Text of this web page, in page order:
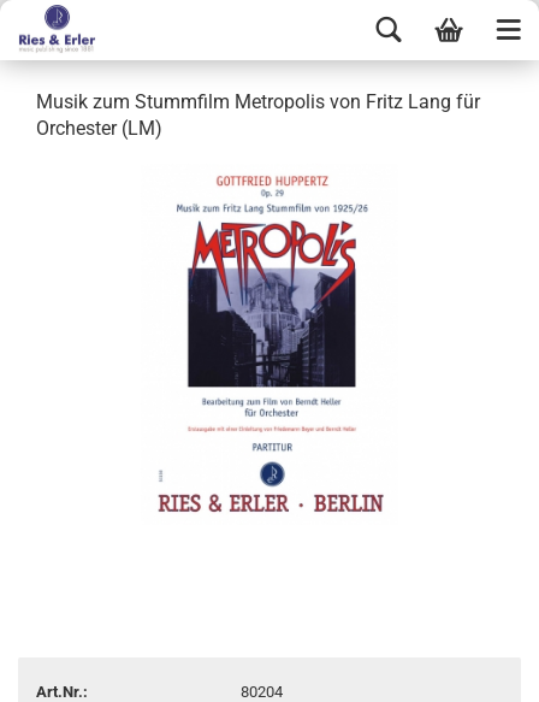
Musik zum Stummfilm Metropolis von Fritz Lang für
Orchester (LM)
Art.Nr.:
80204